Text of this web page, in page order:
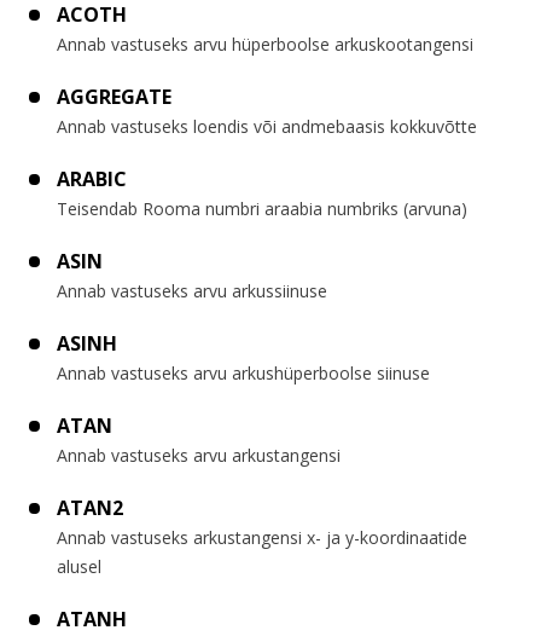
ACOTH
Annab vastuseks arvu hüperboolse arkuskootangensi
AGGREGATE
Annab vastuseks loendis või andmebaasis kokkuvõtte
ARABIC
Teisendab Rooma numbri araabia numbriks (arvuna)
ASIN
Annab vastuseks arvu arkussiinuse
ASINH
Annab vastuseks arvu arkushüperboolse siinuse
ATAN
Annab vastuseks arvu arkustangensi
ATAN2
Annab vastuseks arkustangensi x- ja y-koordinaatide
alusel
ATANH